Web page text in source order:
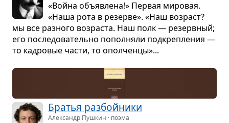
«Война объ­яв­лена!» Пер­вая миро­вая.
«Наша рота в резерве». «Наш воз­раст?
мы все раз­ного воз­раста. Наш полк — резерв­ный;
его после­до­ва­тельно попол­няли под­креп­ле­ния —
то кад­ро­вые части, то опол­ченцы»...
Бра­тья раз­бой­ники
Александр Пушкин · поэма